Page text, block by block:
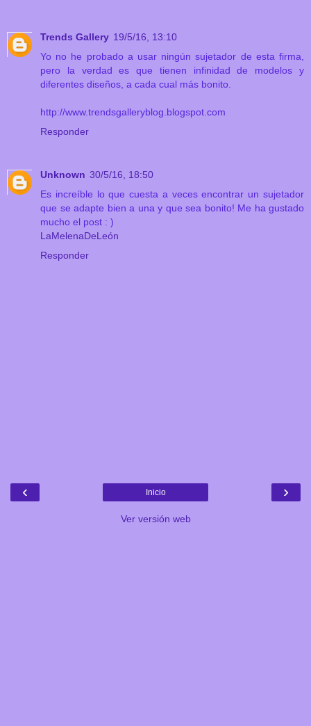
Trends Gallery 19/5/16, 13:10
Yo no he probado a usar ningún sujetador de esta firma,
pero la verdad es que tienen infinidad de modelos y
diferentes diseños, a cada cual más bonito.
http://www.trendsgalleryblog.blogspot.com
Responder
Unknown 30/5/16, 18:50
Es increíble lo que cuesta a veces encontrar un sujetador
que se adapte bien a una y que sea bonito! Me ha gustado
mucho el post : )
LaMelenaDeLeón
Responder
‹ ›
Inicio
Ver versión web